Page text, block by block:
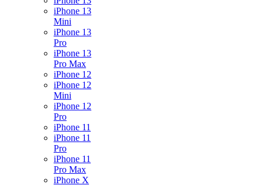
iPhone 13
Mini
iPhone 13
Pro
iPhone 13
Pro Max
iPhone 12
iPhone 12
Mini
iPhone 12
Pro
iPhone 11
iPhone 11
Pro
iPhone 11
Pro Max
iPhone X